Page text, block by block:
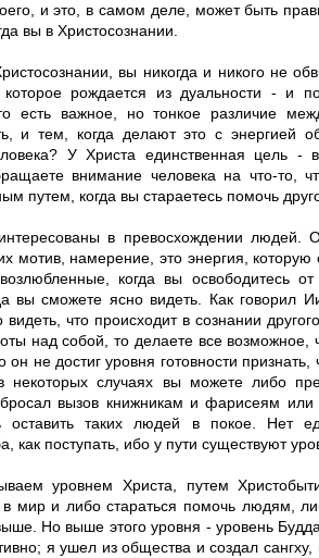
и это, в самом деле, может быть
вы в Христосознании.
вы никогда и никого не
рождается из дуальности - и
есть важное, но тонкое различие
и тем, когда делают это с энергией
У Христа единственная цель -
внимание человека на что-то,
путем, когда вы стараетесь помочь
в превосхождении людей.
мотив, намерение, это энергия,
когда вы освободитесь
вы сможете ясно видеть. Как говорил
что происходит в сознании
над собой, то делаете все возможное,
он не достиг уровня готовности
некоторых случаях вы можете либо
вызов книжникам и фарисеям
таких людей в покое. Нет
как поступать, ибо у пути существуют
уровнем Христа, путем
в мир и либо стараться помочь людям,
Но выше этого уровня - уровень
я ушел из общества и создал